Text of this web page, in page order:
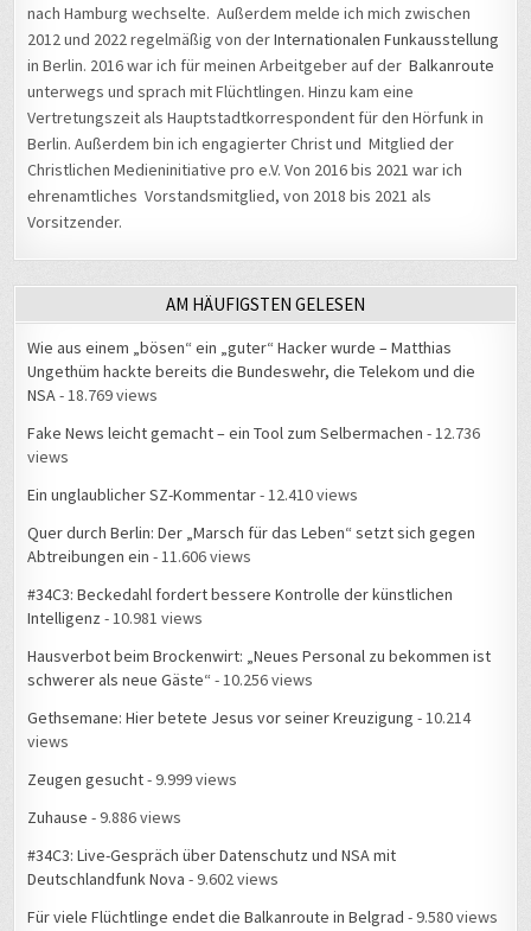
nach Hamburg wechselte. Außerdem melde ich mich zwischen
2012 und 2022 regelmäßig von derInternationalen Funkausstellung
in Berlin. 2016 war ich für meinen Arbeitgeber auf derBalkanroute
unterwegs und sprach mit Flüchtlingen. Hinzu kam eine
Vertretungszeit als Hauptstadtkorrespondent für den Hörfunk in
Berlin. Außerdem bin ich engagierter Christ und Mitglied der
Christlichen Medieninitiative pro e.V. Von 2016 bis 2021 war ich
ehrenamtliches Vorstandsmitglied, von 2018 bis 2021 als
Vorsitzender.
AM HÄUFIGSTEN GELESEN
Wie aus einem „bösen“ ein „guter“ Hacker wurde – Matthias
Ungethüm hackte bereits die Bundeswehr, die Telekom und die
NSA- 18.769 views
Fake News leicht gemacht – ein Tool zum Selbermachen - 12.736
views
Ein unglaublicher SZ-Kommentar- 12.410 views
Quer durch Berlin: Der „Marsch für das Leben“ setzt sich gegen
Abtreibungen ein - 11.606 views
#34C3: Beckedahl fordert bessere Kontrolle der künstlichen
Intelligenz - 10.981 views
Hausverbot beim Brockenwirt: „Neues Personal zu bekommen ist
schwerer als neue Gäste“ - 10.256 views
Gethsemane: Hier betete Jesus vor seiner Kreuzigung - 10.214
views
Zeugen gesucht- 9.999 views
Zuhause - 9.886 views
#34C3: Live-Gespräch über Datenschutz und NSA mit
Deutschlandfunk Nova - 9.602 views
Für viele Flüchtlinge endet die Balkanroute in Belgrad - 9.580 views